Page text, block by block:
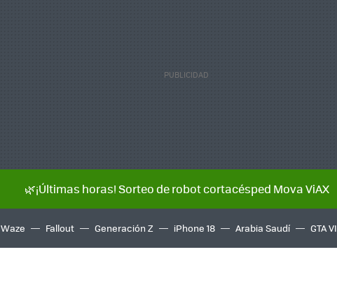
🌿¡Últimas horas! Sorteo de robot cortacésped Mova ViAX
Waze Fallout Generación Z iPhone 18 Arabia Saudí GTA VI